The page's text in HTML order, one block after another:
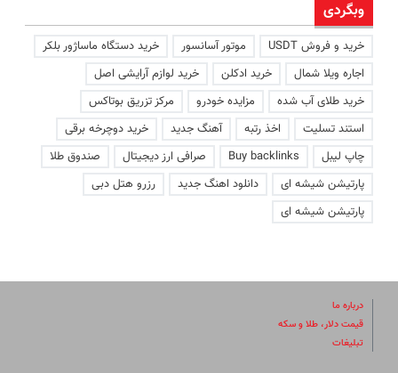
وبگردی
خرید و فروش USDT موتور آسانسور
خرید دستگاه ماساژور بلکر
اجاره ویلا شمال
خرید ادکلن
خرید لوازم آرایشی اصل
خرید طلای آب شده
مزایده خودرو
مرکز تزریق بوتاکس
استند تسلیت
اخذ رتبه آهنگ جدید
خرید دوچرخه برقی
چاپ لیبل
Buy backlinks صرافی ارز دیجیتال
صندوق طلا
پارتیشن شیشه ای
دانلود اهنگ جدید
رزرو هتل دبی
پارتیشن شیشه ای
درباره ما
قیمت دلار، طلا و سکه
تبلیغات